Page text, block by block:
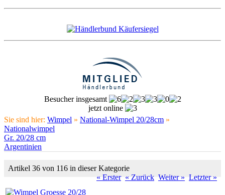
Besucher insgesamt
jetzt online
Sie sind hier: Wimpel » National-Wimpel 20/28cm »
Nationalwimpel
Gr. 20/28 cm
Argentinien
Artikel 36 von 116 in dieser Kategorie
« Erster « Zurück Weiter » Letzter »